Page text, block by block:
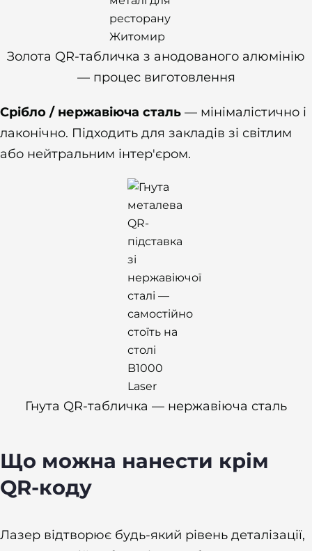
Золота QR-табличка з анодованого алюмінію
— процес виготовлення
Срібло / нержавіюча сталь — мінімалістично і
лаконічно. Підходить для закладів зі світлим
або нейтральним інтер'єром.
Гнута QR-табличка — нержавіюча сталь
Що можна нанести крім
QR-коду
Лазер відтворює будь-який рівень деталізації,